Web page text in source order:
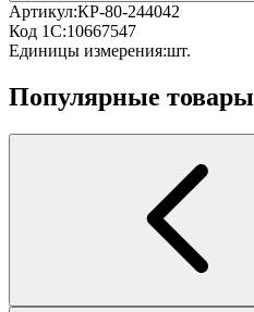
Артикул:КР-80-244042
Код 1С:10667547
Единицы измерения:шт.
Популярные товары